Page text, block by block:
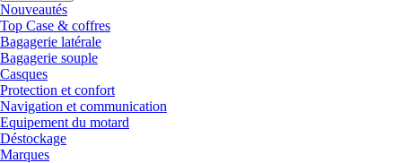
Nouveautés
Top Case & coffres
Bagagerie latérale
Bagagerie souple
Casques
Protection et confort
Navigation et communication
Equipement du motard
Déstockage
Marques